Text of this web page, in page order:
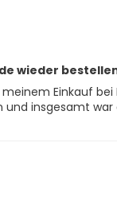
wieder
Einkauf
und insgesamt war